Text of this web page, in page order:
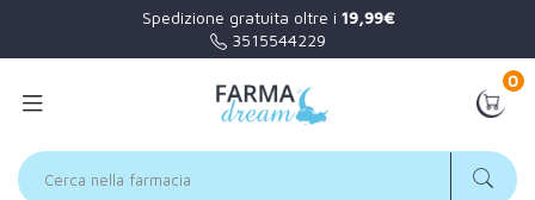
Spedizione gratuita oltre i 19,99€
3515544229
0